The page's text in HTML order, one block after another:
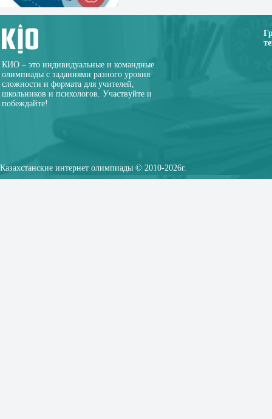
КИО – это индивидуальные и командные
олимпиады с заданиями разного уровня
сложности и формата для учителей,
школьников и психологов. Участвуйте и
побеждайте!
Казахстанские интернет олимпиады © 2010-2026г.